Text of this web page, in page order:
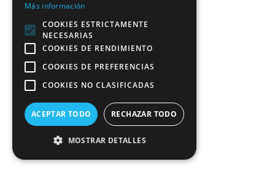
Más información
COOKIES ESTRICTAMENTE
NECESARIAS
COOKIES DE RENDIMIENTO
COOKIES DE PREFERENCIAS
COOKIES NO CLASIFICADAS
ACEPTAR TODO RECHAZAR TODO
MOSTRAR DETALLES